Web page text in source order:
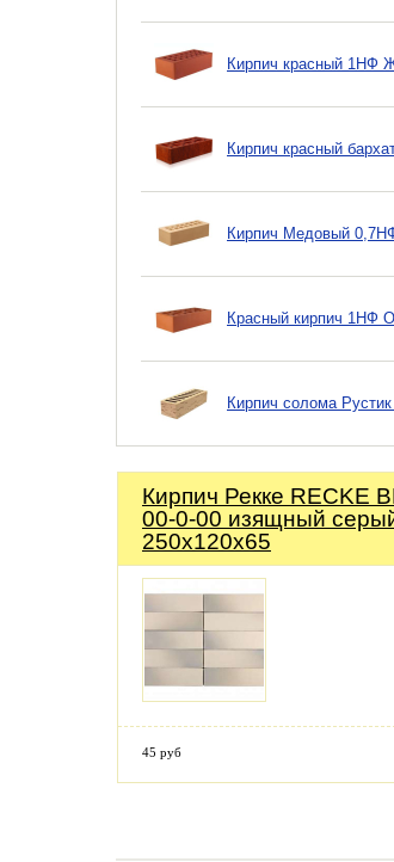
Кирпич красный 1НФ
Кирпич красный
Кирпич Медовый
Красный кирпич 1НФ
Кирпич солома
Кирпич Рекке RECKE
00-0-00 изящный
250х120х65
45 руб